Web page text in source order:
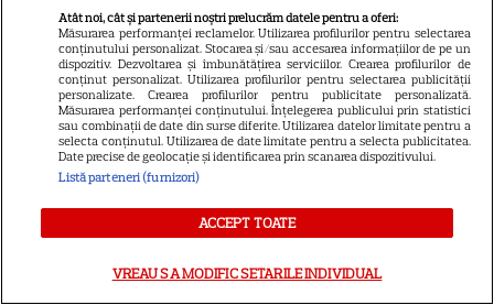
16
Noutăți Netflix în august 2026:
Robert De Niro, „Nosferatu” și
noile sezoane din „Outer
Banks” și „Un veac de
singurătate”
14
VEDETE STRĂINE
Sean Astin din „Stăpânul
vândă casa din cauza
Atât noi, cât și partenerii noștri prelucrăm datele pentru a oferi:
Măsurarea performanței reclamelor. Utilizarea profilurilor pentru selectarea
conținutului personalizat. Stocarea și/sau accesarea informațiilor de pe un
dispozitiv. Dezvoltarea și îmbunătățirea serviciilor. Crearea profilurilor de
conținut personalizat. Utilizarea profilurilor pentru selectarea publicității
personalizate. Crearea profilurilor pentru publicitate personalizată.
Măsurarea performanței conținutului. Înțelegerea publicului prin statistici
sau combinații de date din surse diferite. Utilizarea datelor limitate pentru a
selecta conținutul. Utilizarea de date limitate pentru a selecta publicitatea.
Date precise de geolocație și identificarea prin scanarea dispozitivului.
Listă parteneri (furnizori)
ACCEPT TOATE
VREAU SA MODIFIC SETARILE INDIVIDUAL